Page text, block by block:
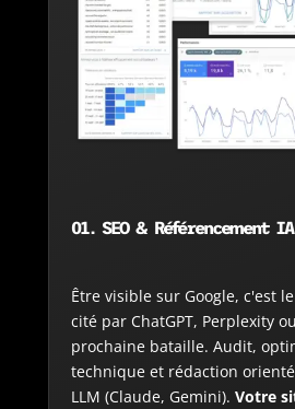
01. SEO & Référencement IA
Être visible sur Google, c'est
cité par ChatGPT, Perplexity
prochaine bataille. Audit,
technique et rédaction
LLM (Claude, Gemini). Votre